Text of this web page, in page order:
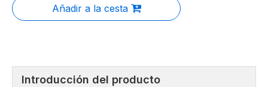
Añadir a la cesta
Introducción del producto